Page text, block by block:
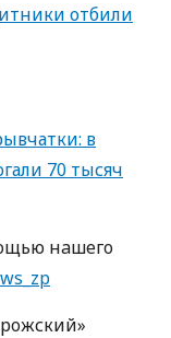
отбили
в
70 тысяч
нaшегo